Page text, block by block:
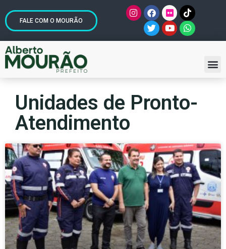
FALE COM O MOURÃO
Unidades de Pronto-
Atendimento